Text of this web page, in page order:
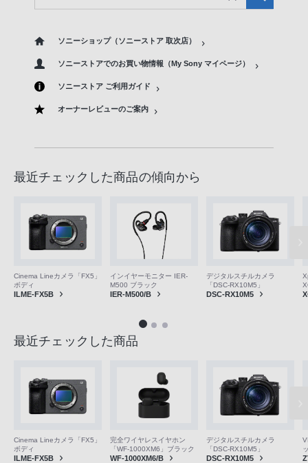
ソニーショップ（ソニーストア 取次店）
ソニーストアでのお買い物情報（My Sony マイページ）
ソニーストア ご利用ガイド
オーナーレビューのご案内
最近チェックした商品の傾向から
Cinema Lineカメラ「FX5」
ボディ
ILME-FX5B
インイヤーモニター IER-
M500 ブラック
IER-M500/B
デジタルスチルカメラ
「DSC-RX10M5」
DSC-RX10M5
最近チェックした商品
Cinema Lineカメラ「FX5」
ボディ
ILME-FX5B
完全ワイヤレスイヤホン
「WF-1000XM6」ブラック
WF-1000XM6/B
デジタルスチルカメラ
「DSC-RX10M5」
DSC-RX10M5